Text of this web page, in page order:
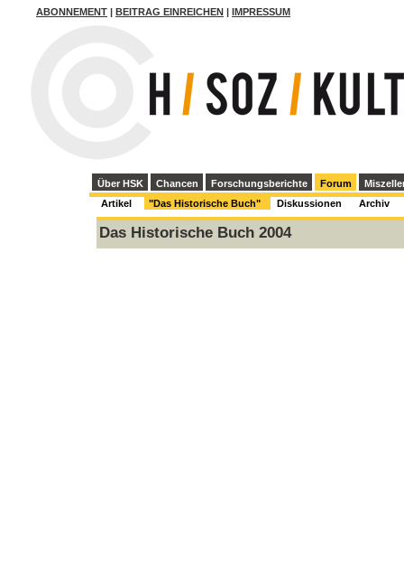
ABONNEMENT BEITRAG EINREICHEN IMPRESSUM
Über HSK Chancen Forschungsberichte Forum
Artikel
"Das Historische Buch" Diskussionen Archiv
Das Historische Buch 2004